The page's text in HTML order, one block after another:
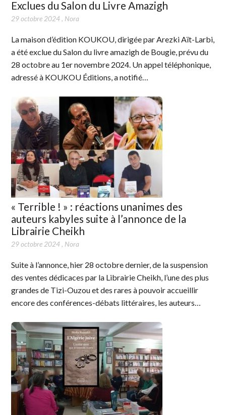
Exclues du Salon du Livre Amazigh
29 octobre 2024, Nora
La maison d’édition KOUKOU, dirigée par Arezki Aït-Larbi,
a été exclue du Salon du livre amazigh de Bougie, prévu du
28 octobre au 1er novembre 2024. Un appel téléphonique,
adressé à KOUKOU Éditions, a notifié…
« Terrible ! » : réactions unanimes des
auteurs kabyles suite à l’annonce de la
Librairie Cheikh
29 octobre 2024, Nora
Suite à l’annonce, hier 28 octobre dernier, de la suspension
des ventes dédicaces par la Librairie Cheikh, l’une des plus
grandes de Tizi-Ouzou et des rares à pouvoir accueillir
encore des conférences-débats littéraires, les auteurs…